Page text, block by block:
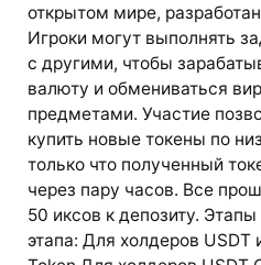
открытом мире,
Игроки могут выполнять
с другими, чтобы
валюту и обмениваться
предметами. Участие
купить новые токены по
только что полученный
через пару часов. Все
50 иксов к депозиту.
этапа: Для холдеров USDT